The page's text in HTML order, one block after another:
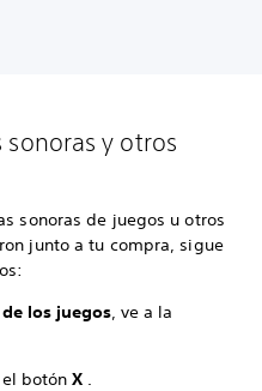
sonoras y otros
sonoras de juegos u otros
junto a tu compra, sigue
los juegos, ve a la
botón X .